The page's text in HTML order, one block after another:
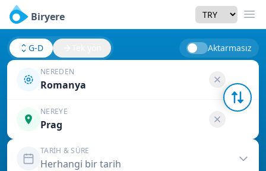
Biryere Currency
G-D Aktarmasız
NEREDEN
Romanya
NEREYE
Prag
TARIH & SÜRE
Herhangi bir tarih